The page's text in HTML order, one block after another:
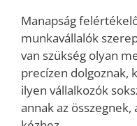
Manapság
munkavállalók
van szükség olyan
precízen dolgoznak,
ilyen vállalkozók
annak az